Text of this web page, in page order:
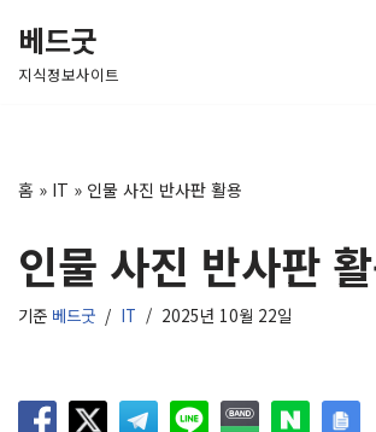
콘
건
기
베드굿
지식정보사이트
홈 » IT » 인물 사진 반사판 활용
인물 사진 반사판
기준 베드굿 IT 2025년 10월 22일